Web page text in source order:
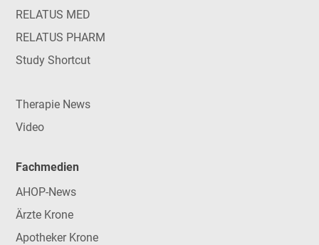
RELATUS MED
RELATUS PHARM
Study Shortcut
Therapie News
Video
Fachmedien
AHOP-News
Ärzte Krone
Apotheker Krone